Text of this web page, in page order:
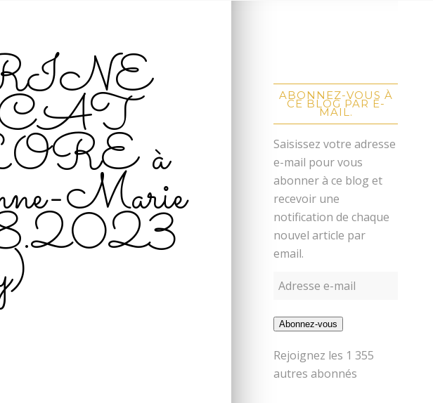
à
Marie
ABONNEZ-VOUS À
CE BLOG PAR E-
MAIL.
Saisissez votre adresse
e-mail pour vous
abonner à ce blog et
recevoir une
notification de chaque
nouvel article par
email.
Abonnez-vous
Rejoignez les 1 355
autres abonnés